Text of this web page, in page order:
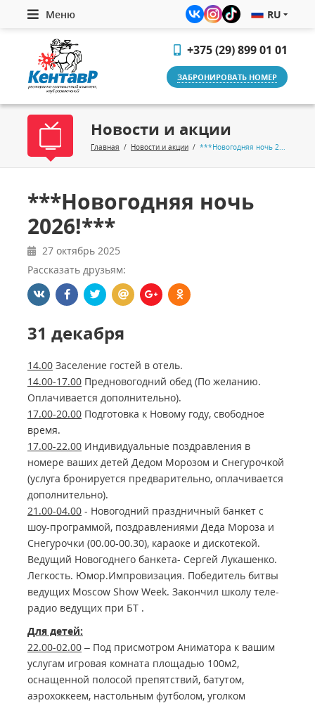
Меню RU
+375 (29) 899 01 01
ЗАБРОНИРОВАТЬ НОМЕР
Новости и акции
Главная / Новости и акции / ***Новогодняя ночь 2026!***
***Новогодняя ночь
2026!***
27 октябрь 2025
Рассказать друзьям:
31 декабря
14.00 Заселение гостей в отель.
14.00-17.00 Предновогодний обед (По желанию.
Оплачивается дополнительно).
17.00-20.00 Подготовка к Новому году, свободное
время.
17.00-22.00 Индивидуальные поздравления в
номере ваших детей Дедом Морозом и Снегурочкой
(услуга бронируется предварительно, оплачивается
дополнительно).
21.00-04.00 - Новогодний праздничный банкет с
шоу-программой, поздравлениями Деда Мороза и
Снегурочки (00.00-00.30), караоке и дискотекой.
Ведущий Новогоднего банкета- Сергей Лукашенко.
Легкость. Юмор.Импровизация. Победитель битвы
ведущих Moscow Show Week. Закончил школу теле-
радио ведущих при БТ .
Для детей:
22.00-02.00 – Под присмотром Аниматора к вашим
услугам игровая комната площадью 100м2,
оснащенной полосой препятствий, батутом,
аэрохоккеем, настольным футболом, уголком